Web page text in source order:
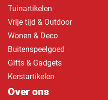
Tuinartikelen
Vrije tijd & Outdoor
Wonen & Deco
Buitenspeelgoed
Gifts & Gadgets
Kerstartikelen
Over ons